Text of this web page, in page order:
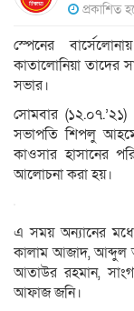
প্রকাশিত
স্পেনের
কাতালোনিয়া তাদের
সভার।
সোমবার (১২.০৭.’২১)
সভাপতি শিপলু
কাওসার হাসানের
আলোচনা করা হয়।
এ সময় অন্যানের
কালাম আজাদ, আব্দুল
আতাউর রহমান,
আফাজ জনি।